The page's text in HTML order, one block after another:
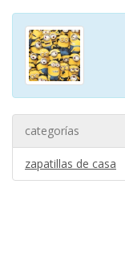
categorías
zapatillas de casa